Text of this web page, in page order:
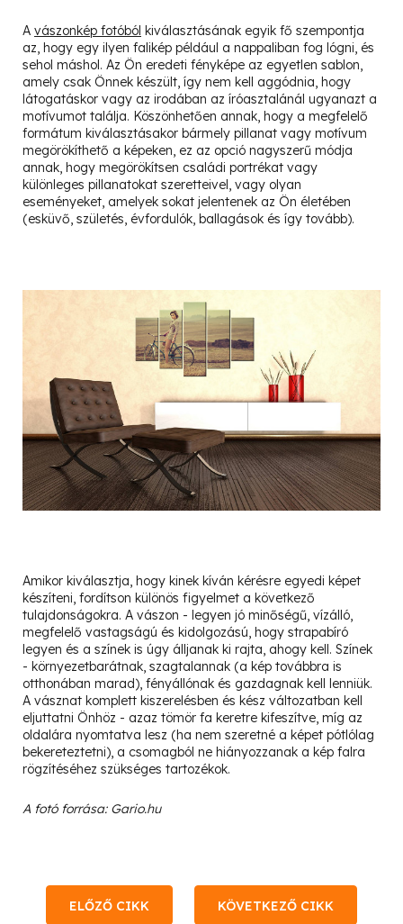
A vászonkép fotóból kiválasztásának egyik fő szempontja
az, hogy egy ilyen falikép például a nappaliban fog lógni, és
sehol máshol. Az Ön eredeti fényképe az egyetlen sablon,
amely csak Önnek készült, így nem kell aggódnia, hogy
látogatáskor vagy az irodában az íróasztalánál ugyanazt a
motívumot találja. Köszönhetően annak, hogy a megfelelő
formátum kiválasztásakor bármely pillanat vagy motívum
megörökíthető a képeken, ez az opció nagyszerű módja
annak, hogy megörökítsen családi portrékat vagy
különleges pillanatokat szeretteivel, vagy olyan
eseményeket, amelyek sokat jelentenek az Ön életében
(esküvő, születés, évfordulók, ballagások és így tovább).
Amikor kiválasztja, hogy kinek kíván kérésre egyedi képet
készíteni, fordítson különös figyelmet a következő
tulajdonságokra. A vászon - legyen jó minőségű, vízálló,
megfelelő vastagságú és kidolgozású, hogy strapabíró
legyen és a színek is úgy álljanak ki rajta, ahogy kell. Színek
- környezetbarátnak, szagtalannak (a kép továbbra is
otthonában marad), fényállónak és gazdagnak kell lenniük.
A vásznat komplett kiszerelésben és kész változatban kell
eljuttatni Önhöz - azaz tömör fa keretre kifeszítve, míg az
oldalára nyomtatva lesz (ha nem szeretné a képet pótlólag
bekereteztetni), a csomagból ne hiányozzanak a kép falra
rögzítéséhez szükséges tartozékok.
A fotó forrása: Gario.hu
ELŐZŐ CIKK KÖVETKEZŐ CIKK